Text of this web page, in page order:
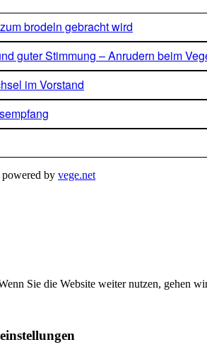
brodeln gebracht wird
guter Stimmung – Anrudern beim
im Vorstand
by vege.net
Sie die Website weiter nutzen, gehen